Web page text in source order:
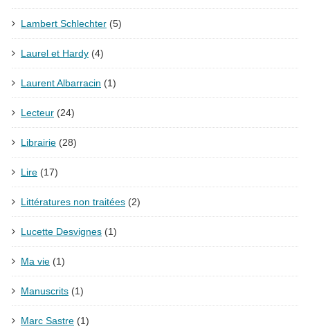
Lambert Schlechter (5)
Laurel et Hardy (4)
Laurent Albarracin (1)
Lecteur (24)
Librairie (28)
Lire (17)
Littératures non traitées (2)
Lucette Desvignes (1)
Ma vie (1)
Manuscrits (1)
Marc Sastre (1)